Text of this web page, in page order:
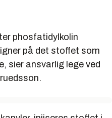
phosfatidylkolin
på det stoffet som
sier ansvarlig lege ved